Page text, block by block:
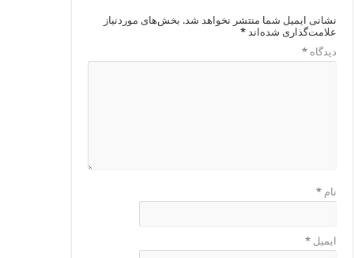
نشانی ایمیل شما منتشر نخواهد شد. بخش‌های موردنیاز
علامت‌گذاری شده‌اند*
دیدگاه*
نام*
ایمیل*